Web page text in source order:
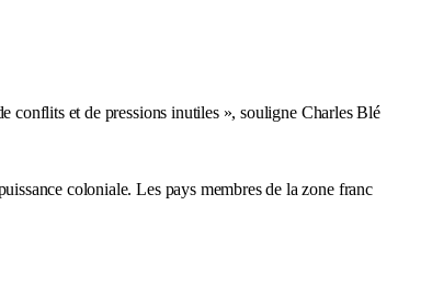
conflits et de pressions inutiles », souligne Charles Blé
coloniale. Les pays membres de la zone franc